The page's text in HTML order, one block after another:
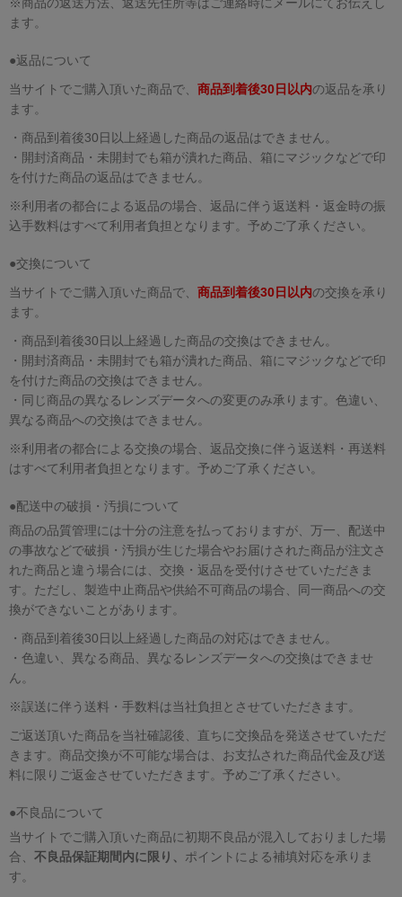
※商品の返送方法、返送先住所等はご連絡時にメールにてお伝えし
ます。
●返品について
当サイトでご購入頂いた商品で、 商品到着後30日以内の返品を承り
ます。
・商品到着後30日以上経過した商品の返品はできません。
・開封済商品・未開封でも箱が潰れた商品、箱にマジックなどで印
を付けた商品の返品はできません。
※利用者の都合による返品の場合、返品に伴う返送料・返金時の振
込手数料はすべて利用者負担となります。予めご了承ください。
●交換について
当サイトでご購入頂いた商品で、 商品到着後30日以内の交換を承り
ます。
・商品到着後30日以上経過した商品の交換はできません。
・開封済商品・未開封でも箱が潰れた商品、箱にマジックなどで印
を付けた商品の交換はできません。
・同じ商品の異なるレンズデータへの変更のみ承ります。色違い、
異なる商品への交換はできません。
※利用者の都合による交換の場合、返品交換に伴う返送料・再送料
はすべて利用者負担となります。予めご了承ください。
●配送中の破損・汚損について
商品の品質管理には十分の注意を払っておりますが、万一、配送中
の事故などで破損・汚損が生じた場合やお届けされた商品が注文さ
れた商品と違う場合には、交換・返品を受付けさせていただきま
す。ただし、製造中止商品や供給不可商品の場合、同一商品への交
換ができないことがあります。
・商品到着後30日以上経過した商品の対応はできません。
・色違い、異なる商品、異なるレンズデータへの交換はできませ
ん。
※誤送に伴う送料・手数料は当社負担とさせていただきます。
ご返送頂いた商品を当社確認後、直ちに交換品を発送させていただ
きます。商品交換が不可能な場合は、お支払された商品代金及び送
料に限りご返金させていただきます。予めご了承ください。
●不良品について
当サイトでご購入頂いた商品に初期不良品が混入しておりました場
合、 不良品保証期間内に限り、 ポイントによる補填対応を承りま
す。